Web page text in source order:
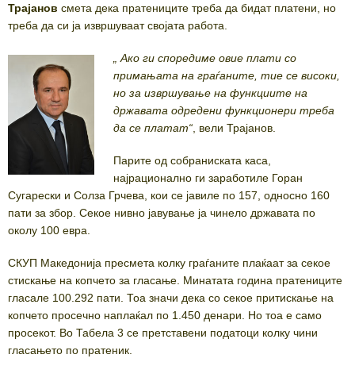
Трајанов смета дека пратениците треба да бидат платени, но
треба да си ја извршуваат својата работа.
„ Ако ги споредиме овие плати со
примањата на граѓаните, тие се високи,
но за извршување на функциите на
државата одредени функционери треба
да се платат“ , вели Трајанов.
Парите од собраниската каса,
најрационално ги заработиле Горан
Сугарески и Солза Грчева, кои се јавиле по 157, односно 160
пати за збор. Секое нивно јавување ја чинело државата по
околу 100 евра.
СКУП Македонија пресмета колку граѓаните плаќаат за секое
стискање на копчето за гласање. Минатата година пратениците
гласале 100.292 пати. Тоа значи дека со секое притискање на
копчето просечно наплаќал по 1.450 денари. Но тоа е само
просекот. Во Табела 3 се претставени податоци колку чини
гласањето по пратеник.